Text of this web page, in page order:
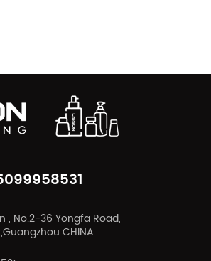
, No.2-36 Yongfa Road,
CHINA